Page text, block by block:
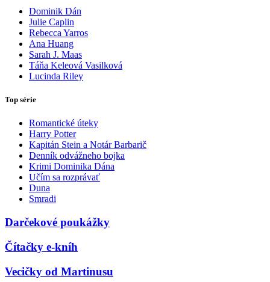
Dominik Dán
Julie Caplin
Rebecca Yarros
Ana Huang
Sarah J. Maas
Táňa Keleová Vasilková
Lucinda Riley
Top série
Romantické úteky
Harry Potter
Kapitán Stein a Notár Barbarič
Denník odvážneho bojka
Krimi Dominika Dána
Učím sa rozprávať
Duna
Smradi
Darčekové poukážky
Čítačky e-kníh
Vecičky od Martinusu